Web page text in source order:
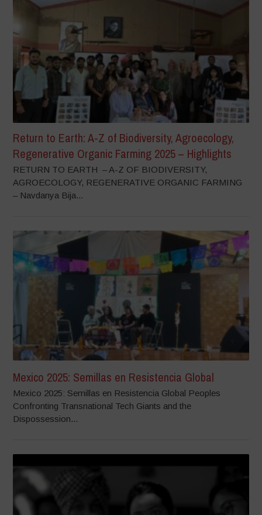
Return to Earth: A-Z of Biodiversity, Agroecology,
Regenerative Organic Farming 2025 – Highlights
RETURN TO EARTH – A-Z OF BIODIVERSITY,
AGROECOLOGY, REGENERATIVE ORGANIC FARMING
– Navdanya Bija...
Mexico 2025: Semillas en Resistencia Global
Mexico 2025: Semillas en Resistencia Global Peoples
Confronting Transnational Tech Giants and the
Dispossession...